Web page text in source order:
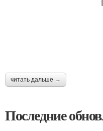
читать дальше →
Последние